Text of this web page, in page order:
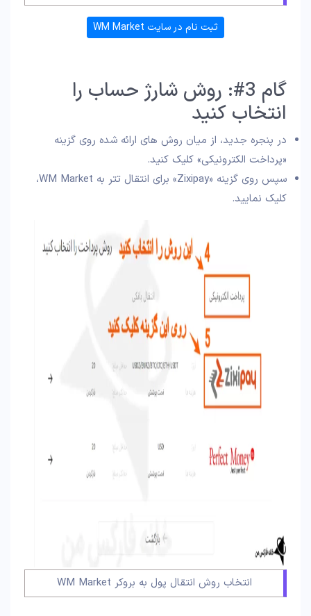
ثبت نام در سایت WM Market
گام 3#: روش شارژ حساب را
انتخاب کنید
در پنجره جدید، از میان روش های ارائه شده روی گزینه
«پرداخت الکترونیکی» کلیک کنید.
سپس روی گزینه «Zixipay» برای انتقال تتر به WM Market،
کلیک نمایید.
انتخاب روش انتقال پول به بروکر WM Market